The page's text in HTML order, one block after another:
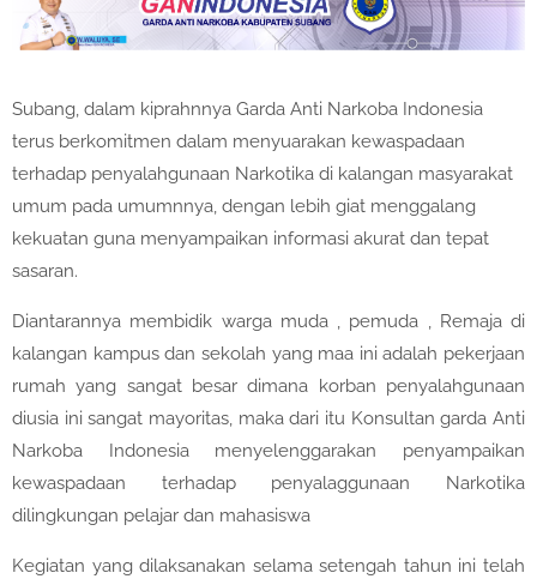
Subang, dalam kiprahnnya Garda Anti Narkoba Indonesia
terus berkomitmen dalam menyuarakan kewaspadaan
terhadap penyalahgunaan Narkotika di kalangan masyarakat
umum pada umumnnya, dengan lebih giat menggalang
kekuatan guna menyampaikan informasi akurat dan tepat
sasaran.
Diantarannya membidik warga muda , pemuda , Remaja di
kalangan kampus dan sekolah yang maa ini adalah pekerjaan
rumah yang sangat besar dimana korban penyalahgunaan
diusia ini sangat mayoritas, maka dari itu Konsultan garda Anti
Narkoba Indonesia menyelenggarakan penyampaikan
kewaspadaan terhadap penyalaggunaan Narkotika
dilingkungan pelajar dan mahasiswa
Kegiatan yang dilaksanakan selama setengah tahun ini telah